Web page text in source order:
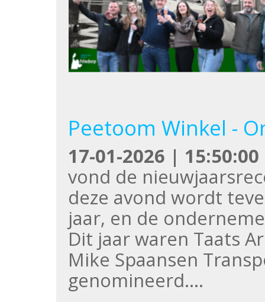
Peetoom Winkel -
17-01-2026 | 15:50:00
vond de
deze avond wordt
jaar, en de
Dit jaar waren Taats
Mike Spaansen
genomineerd.…